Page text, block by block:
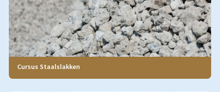
Cursus Staalslakken